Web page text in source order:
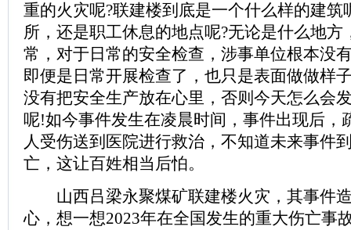
重的火灾呢?联建楼到底是一个什么样的建筑
所，还是职工休息的地点呢?无论是什么地方
常，对于日常的安全检查，涉事单位根本没
即便是日常开展检查了，也只是表面做做样
没有把安全生产放在心里，否则今天怎么会
呢!如今事件发生在凌晨时间，事件出现后，
人受伤送到医院进行救治，不知道未来事件
亡，这让百姓相当后怕。
山西吕梁永聚煤矿联建楼火灾，其事件
心，想一想2023年在全国发生的重大伤亡事